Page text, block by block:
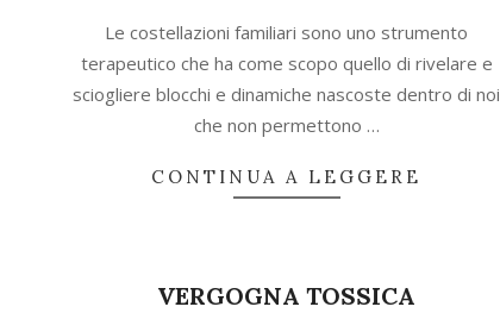
Le costellazioni familiari sono uno strumento
terapeutico che ha come scopo quello di rivelare e
sciogliere blocchi e dinamiche nascoste dentro di noi
che non permettono …
CONTINUA A LEGGERE
VERGOGNA TOSSICA